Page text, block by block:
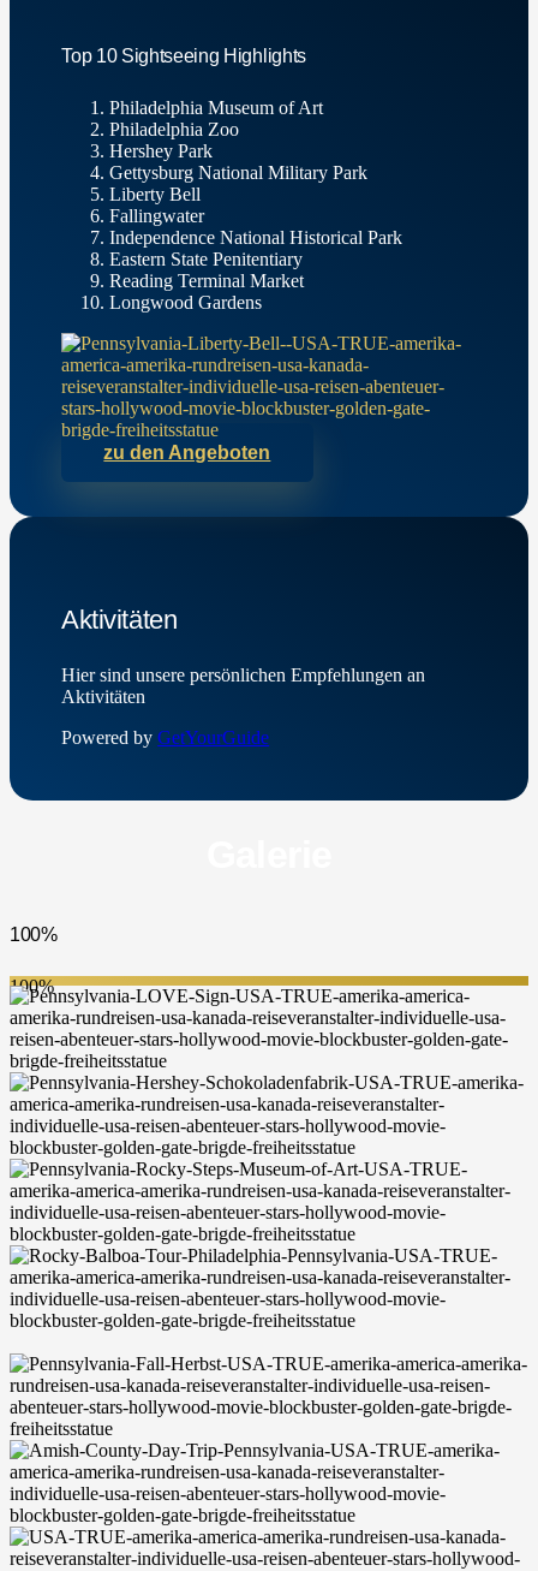
Top 10 Sightseeing Highlights
Philadelphia Museum of Art
Philadelphia Zoo
Hershey Park
Gettysburg National Military Park
Liberty Bell
Fallingwater
Independence National Historical Park
Eastern State Penitentiary
Reading Terminal Market
Longwood Gardens
zu den Angeboten
Aktivitäten
Hier sind unsere persönlichen Empfehlungen an
Aktivitäten
Powered byGetYourGuide
100%
100%